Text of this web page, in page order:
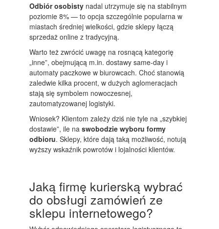
Odbiór osobisty nadal utrzymuje się na stabilnym
poziomie 8% — to opcja szczególnie popularna w
miastach średniej wielkości, gdzie sklepy łączą
sprzedaż online z tradycyjną.
Warto też zwrócić uwagę na rosnącą kategorię
„inne”, obejmującą m.in. dostawy same-day i
automaty paczkowe w biurowcach. Choć stanowią
zaledwie kilka procent, w dużych aglomeracjach
stają się symbolem nowoczesnej,
zautomatyzowanej logistyki.
Wniosek? Klientom zależy dziś nie tyle na „szybkiej
dostawie”, ile na swobodzie wyboru formy
odbioru. Sklepy, które dają taką możliwość, notują
wyższy wskaźnik powrotów i lojalności klientów.
Jaką firmę kurierską wybrać
do obsługi zamówień ze
sklepu internetowego?